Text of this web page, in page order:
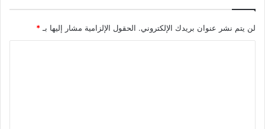
لن يتم نشر عنوان بريدك الإلكتروني. الحقول الإلزامية مشار إليها بـ *